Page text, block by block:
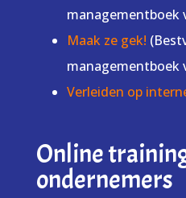
managementboek
Maak ze gek!
managementboek
Verleiden op
Online
ondernemers